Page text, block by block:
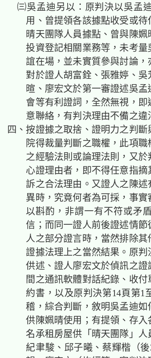
㈢吳孟迪另以：原判決以吳孟
用、曾提領各該據點收受或
晴天團隊人員據點、曾與陳
投資登記相關業務等，未考
誼在場，並未實質參與討論
對於證人胡富銓、張雅婷、
暄、廖宏文於第一審證述吳
會等有利證詞，全然無視，
意聯絡，有判決理由不備之違
四、按證據之取捨、證明力之判
院得裁量判斷之職權，此項
之經驗法則或論理法則，又
心證理由者，即不得任意指
訴之合法理由。又證人之陳
異時，究竟何者為可採，事
以斟酌，非謂一有不符或矛
信；而同一證人前後證述情
人之部分證言時，當然排除
證據法理上之當然結果。原
供述、證人廖宏文於偵訊之
間之通訊軟體對話紀錄、收
約書，以及原判決第14頁第1
稽，綜合判斷，敘明吳孟迪
供陳姵晴使用；有提領、存
名承租房屋供「晴天團隊」
紀聿駿、邱子曦、蔡輝楷（